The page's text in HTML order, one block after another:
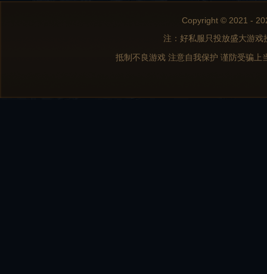
Copyright © 2021 -
注：好私服只投放盛大游
抵制不良游戏 注意自我保护 谨防受骗